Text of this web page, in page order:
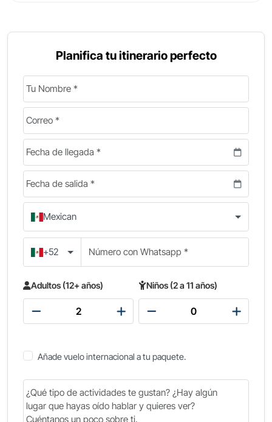
inolvidable en la tierra donde nació la historia!
Planifica tu itinerario perfecto
Mexican
+52
Adultos (12+ años) Niños (2 a 11 años)
Añade vuelo internacional a tu paquete.